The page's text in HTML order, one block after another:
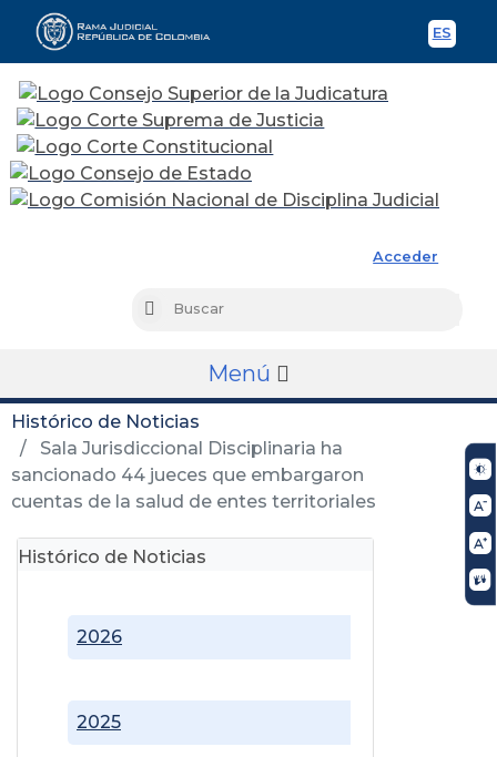
ES
Acceder
Buscar
Menú
Histórico de Noticias
Sala Jurisdiccional Disciplinaria ha
sancionado 44 jueces que embargaron
cuentas de la salud de entes territoriales
Histórico de Noticias
2025
2026